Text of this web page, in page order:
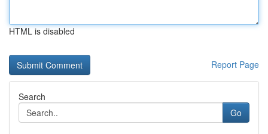
HTML is disabled
Report Page
Search
Go